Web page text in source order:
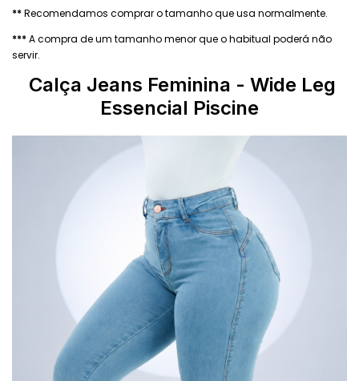
**Recomendamos comprar o tamanho que usa normalmente.
***A compra de um tamanho menor que o habitual poderá não
servir.
Calça Jeans Feminina - Wide Leg
Essencial Piscine